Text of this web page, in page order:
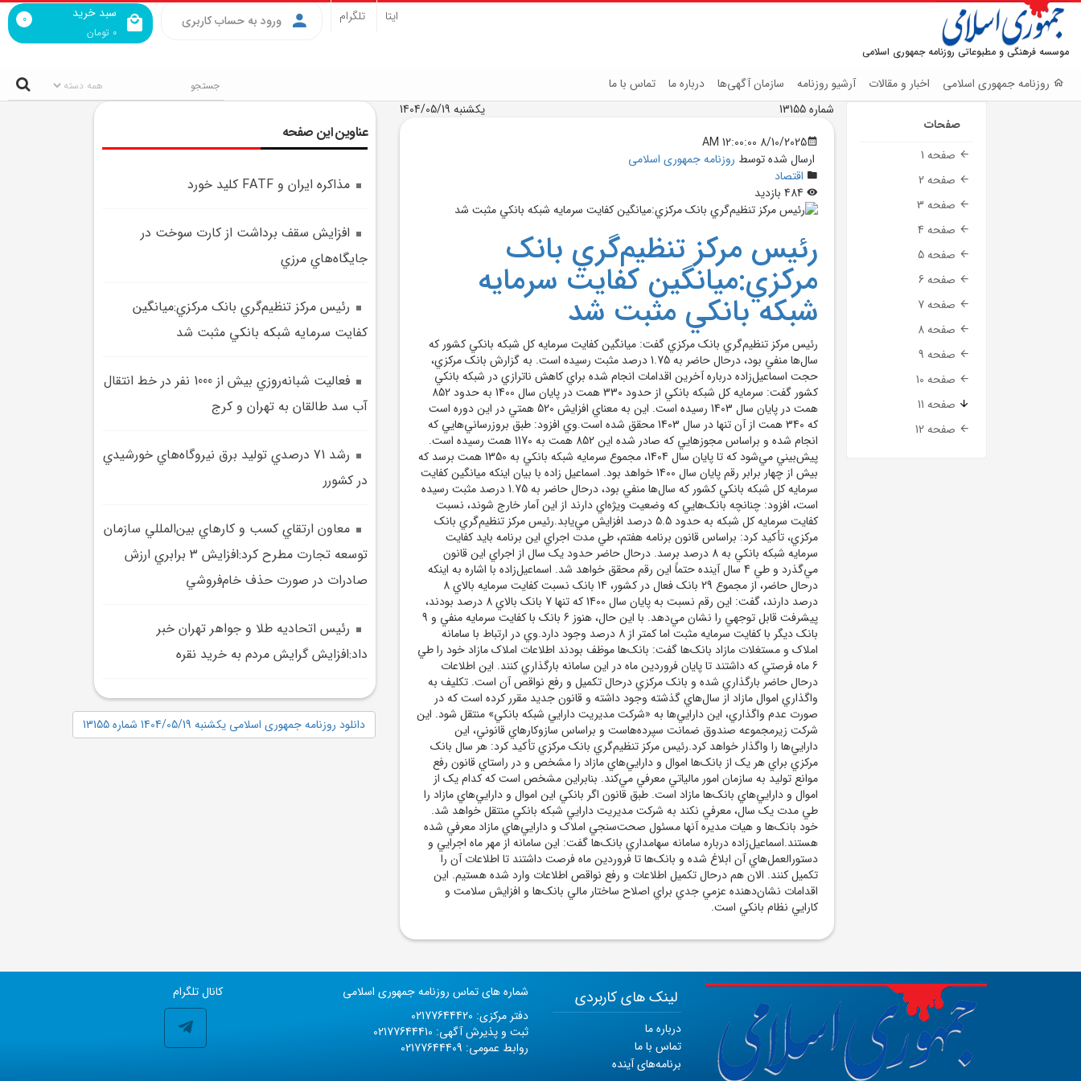
موسسه فرهنگی و مطبوعاتی روزنامه جمهوری اسلامی
سبد خرید
0 تومان
0 ورود به حساب کاربری ایتا تلگرام
روزنامه جمهوری اسلامی اخبار و مقالات آرشیو روزنامه سازمان آگهی‌ها درباره ما تماس با ما
صفحات
صفحه 1
صفحه 2
صفحه 3
صفحه 4
صفحه 5
صفحه 6
صفحه 7
صفحه 8
صفحه 9
صفحه 10
صفحه 11
صفحه 12
شماره 13155
یکشنبه 1404/05/19
8/10/2025 12:00:00 AM
ارسال شده توسط روزنامه جمهوری اسلامی
اقتصاد
رئيس مرکز تنظيم‌گري بانک
مرکزي:ميانگين کفايت سرمايه
شبکه بانکي مثبت شد
رئيس مرکز تنظيم‌گري بانک مرکزي گفت: ميانگين کفايت سرمايه کل شبکه بانکي کشور که
سال‌ها منفي بود، درحال حاضر به 1.75 درصد مثبت رسيده است. به گزارش بانک مرکزي،
حجت اسماعيل‌زاده درباره آخرين اقدامات انجام شده براي کاهش ناترازي در شبکه بانکي
کشور گفت: سرمايه کل شبکه بانکي از حدود 330 همت در پايان سال 1400 به حدود 852
همت در پايان سال 1403 رسيده است. اين به معناي افزايش 520 همتي در اين دوره است
که 340 همت از آن تنها در سال 1403 محقق شده است.وي افزود: طبق بروزرساني‌هايي که
انجام شده و براساس مجوزهايي که صادر شده اين 852 همت به 1170 همت رسيده است.
پيش‌بيني مي‌شود که تا پايان سال 1404، مجموع سرمايه شبکه بانکي به 1350 همت برسد که
بيش از چهار برابر رقم پايان سال 1400 خواهد بود. اسماعيل زاده با بيان اينکه ميانگين کفايت
سرمايه کل شبکه بانکي کشور که سال‌ها منفي بود، درحال حاضر به 1.75 درصد مثبت رسيده
است، افزود: چنانچه بانک‌هايي که وضعيت ويژه‌اي دارند از اين آمار خارج شوند، نسبت
کفايت سرمايه کل شبکه به حدود 5.5 درصد افزايش مي‌يابد.رئيس مرکز تنظيم‌گري بانک
مرکزي، تأکيد کرد: براساس قانون برنامه هفتم، طي مدت اجراي اين برنامه بايد کفايت
سرمايه شبکه بانکي به 8 درصد برسد. درحال حاضر حدود يک سال از اجراي اين قانون
مي‌گذرد و طي 4 سال آينده حتماً اين رقم محقق خواهد شد. اسماعيل‌زاده با اشاره به اينکه
درحال حاضر، از مجموع 29 بانک فعال در کشور، 14 بانک نسبت کفايت سرمايه بالاي 8
درصد دارند، گفت: اين رقم نسبت به پايان سال 1400 که تنها 7 بانک بالاي 8 درصد بودند،
پيشرفت قابل توجهي را نشان مي‌دهد. با اين حال، هنوز 6 بانک با کفايت سرمايه منفي و 9
بانک ديگر با کفايت سرمايه مثبت اما کمتر از 8 درصد وجود دارد.وي در ارتباط با سامانه
املاک و مستغلات مازاد بانک‌ها گفت: بانک‌ها موظف بودند اطلاعات املاک مازاد خود را طي
6 ماه فرصتي که داشتند تا پايان فروردين ماه در اين سامانه بارگذاري کنند. اين اطلاعات
درحال حاضر بارگذاري شده و بانک مرکزي درحال تکميل و رفع نواقص آن است. تکليف به
واگذاري اموال مازاد از سال‌هاي گذشته وجود داشته و قانون جديد مقرر کرده است که در
صورت عدم واگذاري، اين دارايي‌ها به «شرکت مديريت دارايي شبکه بانکي» منتقل شود. اين
شرکت زيرمجموعه صندوق ضمانت سپرده‌هاست و براساس سازوکارهاي قانوني، اين
دارايي‌ها را واگذار خواهد کرد.رئيس مرکز تنظيم‌گري بانک مرکزي تأکيد کرد: هر سال بانک
مرکزي براي هر يک از بانک‌ها اموال و دارايي‌هاي مازاد را مشخص و در راستاي قانون رفع
موانع توليد به سازمان امور مالياتي معرفي مي‌کند. بنابراين مشخص است که کدام يک از
اموال و دارايي‌هاي بانک‌ها مازاد است. طبق قانون اگر بانکي اين اموال و دارايي‌هاي مازاد را
طي مدت يک سال، معرفي نکند به شرکت مديريت دارايي شبکه بانکي منتقل خواهد شد.
خود بانک‌ها و هيات مديره آنها مسئول صحت‌سنجي املاک و دارايي‌هاي مازاد معرفي شده
هستند.اسماعيل‌زاده درباره سامانه سهامداري بانک‌ها گفت: اين سامانه از مهر ماه اجرايي و
دستورالعمل‌هاي آن ابلاغ شده و بانک‌ها تا فروردين ماه فرصت داشتند تا اطلاعات آن را
تکميل کنند. الان هم درحال تکميل اطلاعات و رفع نواقص اطلاعات وارد شده هستيم. اين
اقدامات نشان‌دهنده عزمي جدي براي اصلاح ساختار مالي بانک‌ها و افزايش سلامت و
کارايي نظام بانکي است.
عناوین این صفحه
مذاکره ايران و FATF کليد خورد
افزايش سقف برداشت از کارت سوخت در
جايگاه‌هاي مرزي
رئيس مرکز تنظيم‌گري بانک مرکزي:ميانگين
کفايت سرمايه شبکه بانکي مثبت شد
فعاليت شبانه‌روزي بيش از 1000 نفر در خط انتقال
آب سد طالقان به تهران و کرج
رشد 71 درصدي توليد برق نيروگاه‌هاي خورشيدي
در کشورر
معاون ارتقاي کسب‌ و کارهاي بين‌المللي سازمان
توسعه تجارت مطرح کرد:افزايش 3 برابري ارزش
صادرات در صورت حذف خام‌فروشي
رئيس اتحاديه طلا و جواهر تهران خبر
داد:افزايش گرايش مردم به خريد نقره
دانلود روزنامه جمهوری اسلامی یکشنبه 1404/05/19 شماره 13155
کانال تلگرام
شماره های تماس روزنامه جمهوری اسلامی
دفتر مرکزی: 02177644420
ثبت و پذیرش آگهی: 02177644410
روابط عمومی: 02177644409
لینک های کاربردی
درباره ما
تماس با ما
برنامه‌های آینده